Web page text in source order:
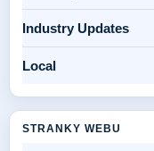
Industry Updates
Local
STRANKY WEBU